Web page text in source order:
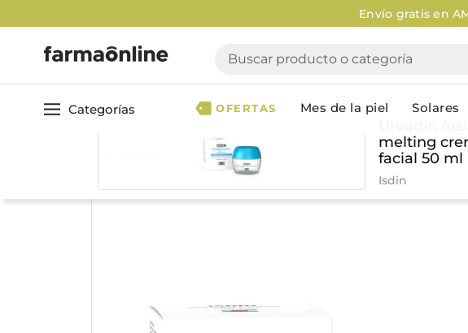
Envío gratis en
Buscar producto o categoría
Categorías
Dermocosmética
Accesorios de Belleza
Ver todo Cuidado Personal
Cuidado del Cabello
Tratamientos capilares
OFERTAS Mes de la piel Solares
melting
facial 50 ml
Isdin